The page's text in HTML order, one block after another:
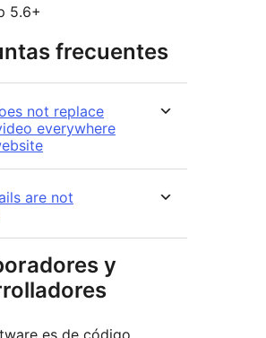
5.6+
frecuentes
not replace
everywhere
are not
y